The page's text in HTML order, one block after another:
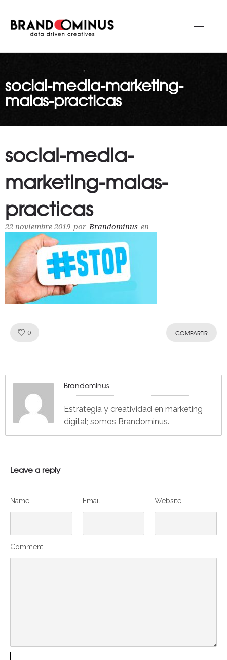
social-media-marketing-
malas-practicas
social-media-
marketing-malas-
practicas
22 noviembre 2019 por Brandominus en
0 COMPARTIR
Brandominus
Estrategia y creatividad en marketing
digital; somos Brandominus.
Leave a reply
Name Email Website
Comment